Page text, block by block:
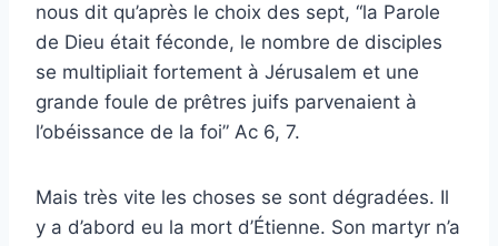
nous dit qu’après le choix des sept, “la Parole
de Dieu était féconde, le nombre de disciples
se multipliait fortement à Jérusalem et une
grande foule de prêtres juifs parvenaient à
l’obéissance de la foi” Ac 6, 7.
Mais très vite les choses se sont dégradées. Il
y a d’abord eu la mort d’Étienne. Son martyr n’a